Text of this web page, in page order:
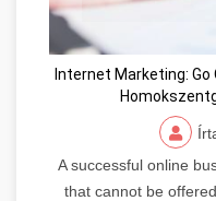
Internet Marketing: Go
A successful online
that cannot be